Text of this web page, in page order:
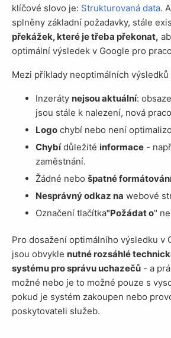
klíčové slovo je: Strukturovaná data.
splněny základní požadavky, stále
překážek, které je třeba překonat,
optimální výsledek v Google pro
Mezi příklady neoptimálních
Inzeráty nejsou aktuální:
jsou stále k nalezení, nová
Logo chybí nebo není
Chybídůležité informace -
zaměstnání.
Žádné nebo špatné
Nesprávný odkaz na webové
Označení tlačítka"Požádat o"
Pro dosažení optimálního výsledku v Google for Jobs
jsou obvykle nutné rozsáhlé
systému pro správu uchazečů - a
možné nebo je to možné pouze s
pokud je systém zakoupen nebo
poskytovateli služeb.